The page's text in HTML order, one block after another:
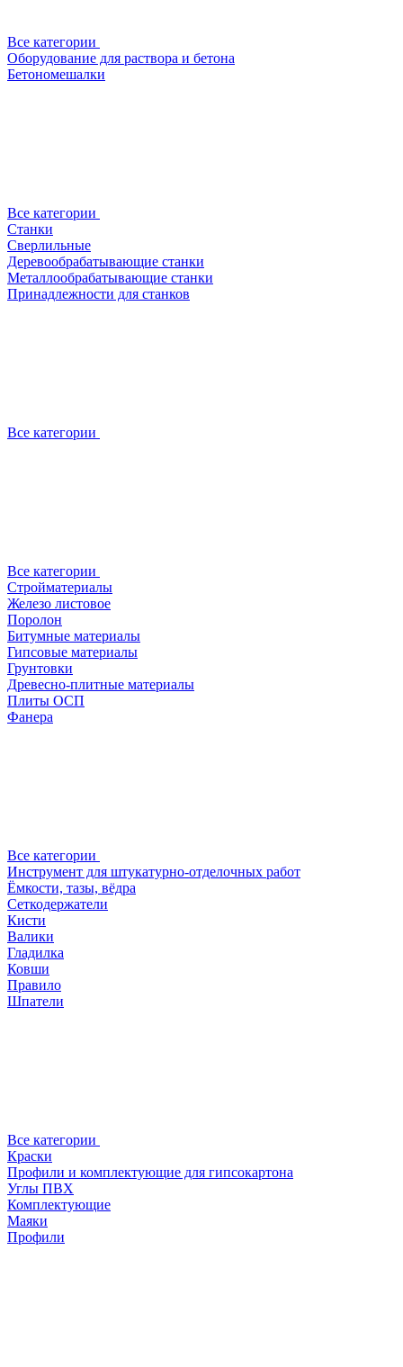
Все категории
Оборудование для раствора и бетона
Бетономешалки
Все категории
Станки
Сверлильные
Деревообрабатывающие станки
Металлообрабатывающие станки
Принадлежности для станков
Все категории
Все категории
Стройматериалы
Железо листовое
Поролон
Битумные материалы
Гипсовые материалы
Грунтовки
Древесно-плитные материалы
Плиты ОСП
Фанера
Все категории
Инструмент для штукатурно-отделочных работ
Ёмкости, тазы, вёдра
Сеткодержатели
Кисти
Валики
Гладилка
Ковши
Правило
Шпатели
Все категории
Краски
Профили и комплектующие для гипсокартона
Углы ПВХ
Комплектующие
Маяки
Профили